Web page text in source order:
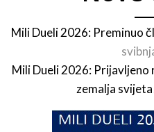
Mili Dueli 2026: Preminuo
Mili Dueli 2026: Prijavljeno
zemalja